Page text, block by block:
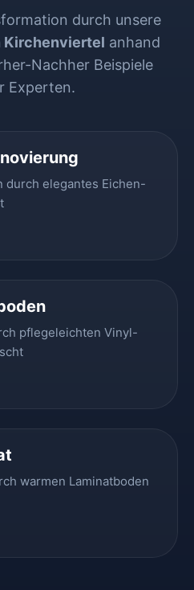
durch unsere
Kirchenviertel anhand
Nachher Beispiele
Experten.
durch elegantes Eichen-
pflegeleichten Vinyl-
warmen Laminatboden